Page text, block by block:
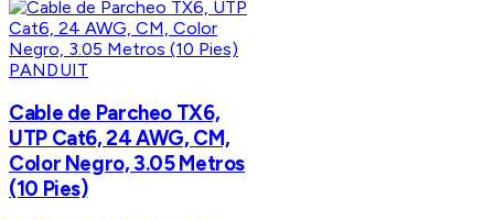
PANDUIT
Cable de Parcheo TX6,
UTP Cat6, 24 AWG, CM,
Color Negro, 3.05 Metros
(10 Pies)